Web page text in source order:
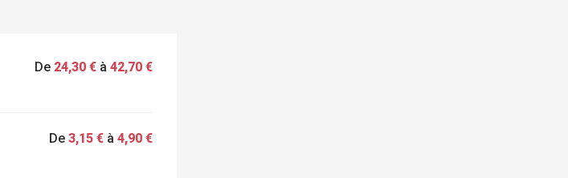
De 24,30 € à42,70 €
De3,15 € à4,90 €